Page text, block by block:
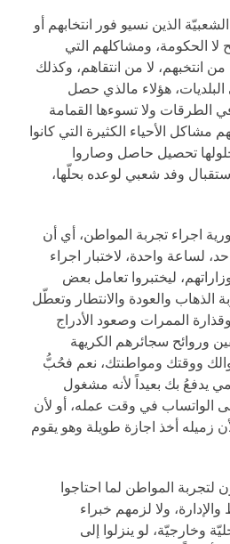
الذين نسيو فور انتخابهم أو
لا الحكومة، ومشاكلهم التي
انتخبهم، لا من انتقاهم، وكذلك
هؤلاء مالذي حصل
الطرقات ولا تسوءها القمامة
مشاكل الأحياء الكثيرة التي كانوا
تحصيل حاصل وصاروا
وفد شعبي لوعده بحلّها،
اجراء تجربة المواطن، أي أن
لساعة واحدة، لاختبار اجراء
ليختبروا تعامل بعض
الذهاب والعودة والانتطار وتعطّل
الممرات وصعود الأدراج
وروائح سجائرهم الكريهة
ووقتك ومواطنتك، نعم فحُبُّ
يدفعُ بك بعيداً لأنه مشغول
الواتساب في وقت عمله، أو لأن
زميله أخذ اجازة طويلة وهو يقوم
لتجربة المواطن لما احتاجوا
ولا لزمهم خبراء
وخارجيّة، لو ينزلوا إلى